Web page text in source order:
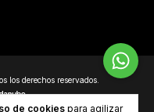
de cookies para agilizar
los derechos reservados.